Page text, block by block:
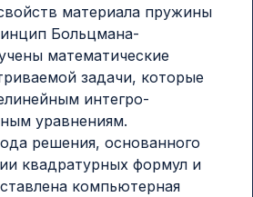
материала пружины
Больцмана-
математические
задачи, которые
интегро-
уравнениям.
решения, основанного
квадратурных формул и
компьютерная